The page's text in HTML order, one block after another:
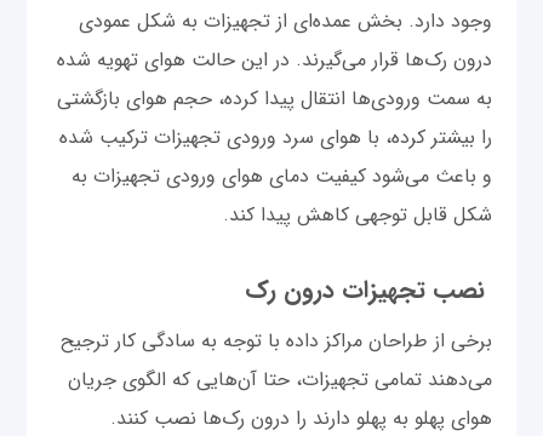
وجود دارد. بخش عمده‌ای از تجهیزات به شکل عمودی
درون رک‌ها قرار می‌گیرند. در این حالت هوای تهویه شده
به سمت ورودی‌ها انتقال پیدا کرده، حجم هوای بازگشتی
را بیشتر کرده، با هوای سرد ورودی تجهیزات ترکیب شده
و باعث می‌شود کیفیت دمای هوای ورودی‌‌ تجهیزات به
شکل قابل توجهی کاهش پیدا کند.
نصب تجهیزات درون رک
برخی از طراحان مراکز داده با توجه به سادگی کار ترجیح
می‌دهند تمامی تجهیزات، حتا آن‌هایی که الگوی جریان
هوای پهلو به پهلو دارند را درون رک‌ها نصب کنند.